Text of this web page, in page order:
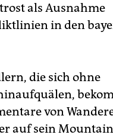
als Ausnahme
in den
die sich ohne
von
auf sein